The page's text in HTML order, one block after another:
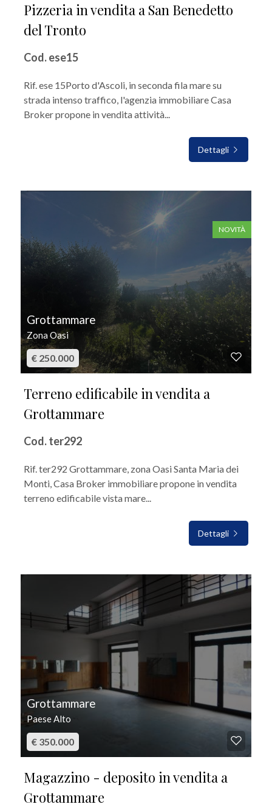
Pizzeria in vendita a San Benedetto
del Tronto
Cod. ese15
Rif. ese 15Porto d'Ascoli, in seconda fila mare su
strada intenso traffico, l'agenzia immobiliare Casa
Broker propone in vendita attività...
Dettagli
NOVITÀ
Grottammare
Zona Oasi
€ 250.000
Terreno edificabile in vendita a
Grottammare
Cod. ter292
Rif. ter292 Grottammare, zona Oasi Santa Maria dei
Monti, Casa Broker immobiliare propone in vendita
terreno edificabile vista mare...
Dettagli
Grottammare
Paese Alto
€ 350.000
Magazzino - deposito in vendita a
Grottammare